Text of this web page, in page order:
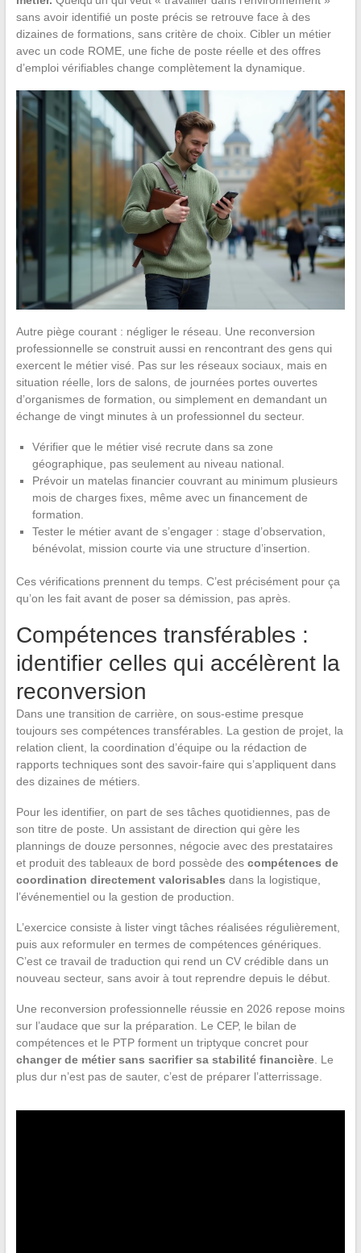
sans avoir identifié un poste précis se retrouve face à des
dizaines de formations, sans critère de choix. Cibler un métier
avec un code ROME, une fiche de poste réelle et des offres
d’emploi vérifiables change complètement la dynamique.
Autre piège courant : négliger le réseau. Une reconversion
professionnelle se construit aussi en rencontrant des gens qui
exercent le métier visé. Pas sur les réseaux sociaux, mais en
situation réelle, lors de salons, de journées portes ouvertes
d’organismes de formation, ou simplement en demandant un
échange de vingt minutes à un professionnel du secteur.
Vérifier que le métier visé recrute dans sa zone
géographique, pas seulement au niveau national.
Prévoir un matelas financier couvrant au minimum plusieurs
mois de charges fixes, même avec un financement de
formation.
Tester le métier avant de s’engager : stage d’observation,
bénévolat, mission courte via une structure d’insertion.
Ces vérifications prennent du temps. C’est précisément pour ça
qu’on les fait avant de poser sa démission, pas après.
Compétences transférables :
identifier celles qui accélèrent la
reconversion
Dans une transition de carrière, on sous-estime presque
toujours ses compétences transférables. La gestion de projet, la
relation client, la coordination d’équipe ou la rédaction de
rapports techniques sont des savoir-faire qui s’appliquent dans
des dizaines de métiers.
Pour les identifier, on part de ses tâches quotidiennes, pas de
son titre de poste. Un assistant de direction qui gère les
plannings de douze personnes, négocie avec des prestataires
et produit des tableaux de bord possède des compétences de
coordination directement valorisables dans la logistique,
l’événementiel ou la gestion de production.
L’exercice consiste à lister vingt tâches réalisées régulièrement,
puis aux reformuler en termes de compétences génériques.
C’est ce travail de traduction qui rend un CV crédible dans un
nouveau secteur, sans avoir à tout reprendre depuis le début.
Une reconversion professionnelle réussie en 2026 repose moins
sur l’audace que sur la préparation. Le CEP, le bilan de
compétences et le PTP forment un triptyque concret pour
changer de métier sans sacrifier sa stabilité financière. Le
plus dur n’est pas de sauter, c’est de préparer l’atterrissage.